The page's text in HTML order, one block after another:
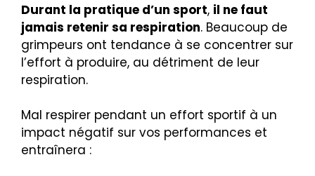
Durant la pratique d’un sport, il ne faut
jamais retenir sa respiration. Beaucoup de
grimpeurs ont tendance à se concentrer sur
l’effort à produire, au détriment de leur
respiration.
Mal respirer pendant un effort sportif à un
impact négatif sur vos performances et
entraînera :